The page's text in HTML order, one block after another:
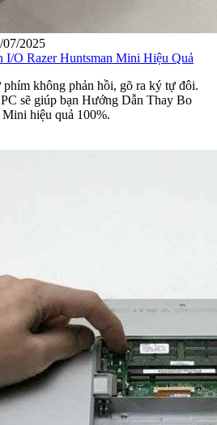
07/2025
O Razer Huntsman Mini Hiệu Quả
phím không phản hồi, gõ ra ký tự đôi.
sẽ giúp bạn Hướng Dẫn Thay Bo
hiệu quả 100%.